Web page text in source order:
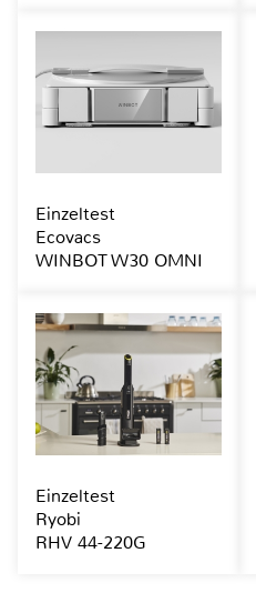
Einzeltest
Ecovacs
WINBOT W30 OMNI
Einzeltest
Ryobi
RHV 44-220G